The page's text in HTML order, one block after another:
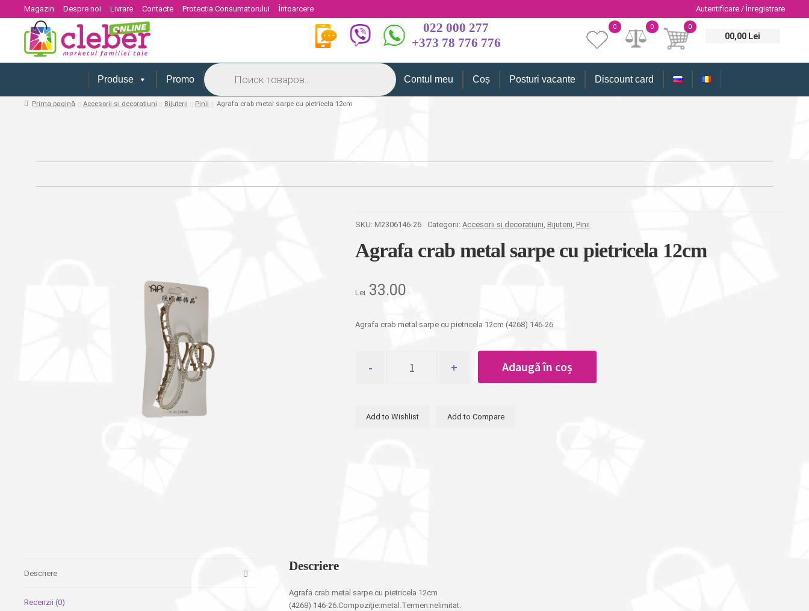
Magazin Despre noi Livrare Contacte Protectia Consumatorului Întoarcere Autentificare / Înregistrare
022 000 277
+373 78 776 776
0
00,00 Lei
0
0
Produse Promo
Products
search
Contul meu Coș Posturi vacante Discount card
Prima pagină Accesorii si decoratiuni Bijuterii Pinii Agrafa crab metal sarpe cu pietricela 12cm
SKU: M2306146-26 Categorii: Accesorii si decoratiuni, Bijuterii, Pinii
Agrafa crab metal sarpe cu pietricela 12cm
Lei 33.00
Agrafa crab metal sarpe cu pietricela 12cm (4268) 146-26
Agrafa
Adaugă în coș
Add to Wishlist Add to Compare
Descriere
Recenzii (0)
Descriere
Agrafa crab metal sarpe cu pietricela 12cm
(4268) 146-26.Compoziţie:metal.Termen:nelimitat.